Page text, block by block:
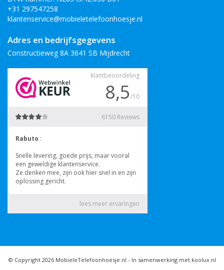
+31 297547258
klantenservice@mobieletelefoonhoesje.nl
Adres en bedrijfsgegevens
Constructieweg 8A 3641 SB Mijdrecht
© Copyright 2026 MobieleTelefoonhoesje.nl - In samenwerking met koolux.nl